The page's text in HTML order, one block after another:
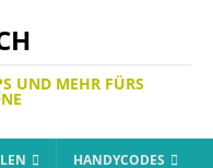
UND MEHR FÜRS
HANDYCODES